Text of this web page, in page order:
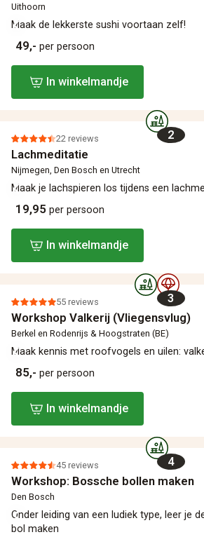
Uithoorn
Maak de lekkerste sushi voortaan zelf!
49,- per persoon
In winkelmandje
2
22 reviews
Lachmeditatie
Nijmegen, Den Bosch en Utrecht
Maak je lachspieren los tijdens een
19,95 per persoon
In winkelmandje
3
55 reviews
Workshop Valkerij (Vliegensvlug)
Berkel en Rodenrijs & Hoogstraten (BE)
Maak kennis met roofvogels en uilen:
85,- per persoon
In winkelmandje
4
45 reviews
Workshop: Bossche bollen maken
Den Bosch
Onder leiding van een ludiek type, leer je
bol maken